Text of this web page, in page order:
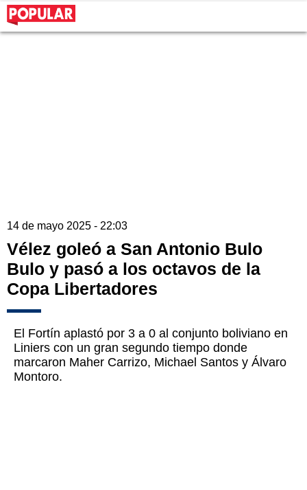
14 de mayo 2025 - 22:03
Vélez goleó a San Antonio Bulo
Bulo y pasó a los octavos de la
Copa Libertadores
El Fortín aplastó por 3 a 0 al conjunto boliviano en
Liniers con un gran segundo tiempo donde
marcaron Maher Carrizo, Michael Santos y Álvaro
Montoro.